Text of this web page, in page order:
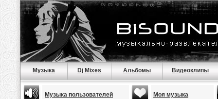
Музыка Dj Mixes Альбомы Видеоклипы
Музыка пользователей Моя музыка